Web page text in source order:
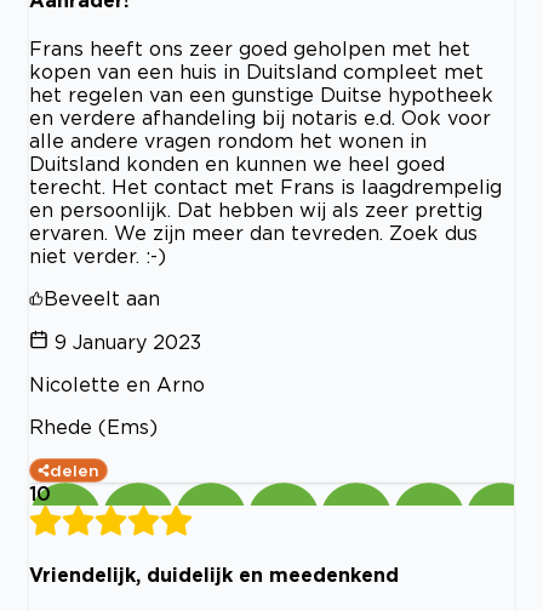
Frans heeft ons zeer goed geholpen met het
kopen van een huis in Duitsland compleet met
het regelen van een gunstige Duitse hypotheek
en verdere afhandeling bij notaris e.d. Ook voor
alle andere vragen rondom het wonen in
Duitsland konden en kunnen we heel goed
terecht. Het contact met Frans is laagdrempelig
en persoonlijk. Dat hebben wij als zeer prettig
ervaren. We zijn meer dan tevreden. Zoek dus
niet verder. :-)
Beveelt aan
9 January 2023
Nicolette en Arno
Rhede (Ems)
delen
10
Vriendelijk, duidelijk en meedenkend